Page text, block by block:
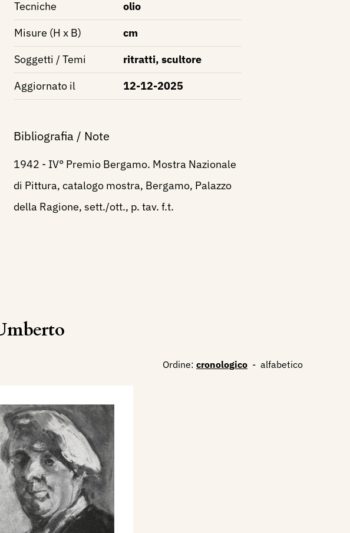
Tecniche
olio
Misure (H x B)
cm
Soggetti / Temi
ritratti, scultore
Aggiornato il
12-12-2025
Bibliografia / Note
1942 - IV° Premio Bergamo. Mostra Nazionale
di Pittura, catalogo mostra, Bergamo, Palazzo
della Ragione, sett./ott., p. tav. f.t.
Ordine: cronologico - alfabetico